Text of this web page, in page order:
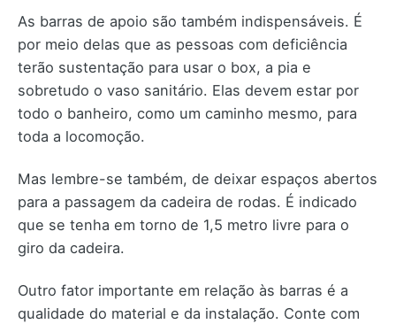
As barras de apoio são também indispensáveis. É
por meio delas que as pessoas com deficiência
terão sustentação para usar o box, a pia e
sobretudo o vaso sanitário. Elas devem estar por
todo o banheiro, como um caminho mesmo, para
toda a locomoção.
Mas lembre-se também, de deixar espaços abertos
para a passagem da cadeira de rodas. É indicado
que se tenha em torno de 1,5 metro livre para o
giro da cadeira.
Outro fator importante em relação às barras é a
qualidade do material e da instalação. Conte com